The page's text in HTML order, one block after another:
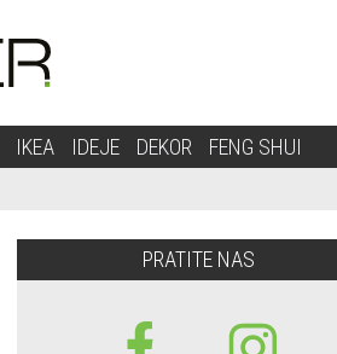
IKEA IDEJE DEKOR
FENG SHUI
PRATITE NAS